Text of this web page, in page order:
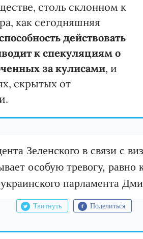
столь склонном к
как сегодняшняя
действовать
к спекуляциям о
за кулисами, и
скрытых от
Зеленского в связи с
особую тревогу, равно
парламента
Твитнуть Поделиться